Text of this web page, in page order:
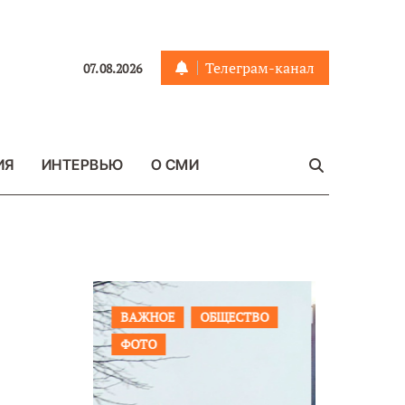
07.08.2026 Телеграм-канал
ИНТЕРВЬЮ О СМИ
ПРОИСШЕСТВИЯ ФОТО